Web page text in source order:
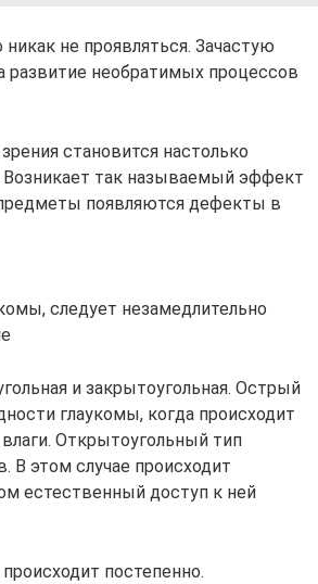
не проявляться. Зачастую
развитие необратимых процессов
становится настолько
Возникает так называемый эффект
появляются дефекты в
следует незамедлительно
и закрытоугольная. Острый
глаукомы, когда происходит
Открытоугольный тип
В этом случае происходит
естественный доступ к ней
постепенно.